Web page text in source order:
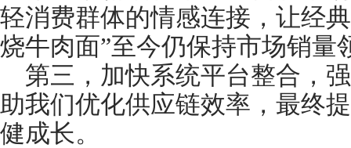
轻消费群体的情感连接，让经
烧牛肉面”至今仍保持市场销量
第三，加快系统平台整合，
助我们优化供应链效率，最终
健成长。